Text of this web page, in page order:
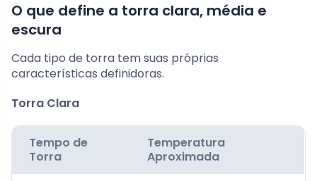
O que define a torra clara, média e
escura
Cada tipo de torra tem suas próprias
características definidoras.
Torra Clara
Tempo de
Torra
Temperatura
Aproximada